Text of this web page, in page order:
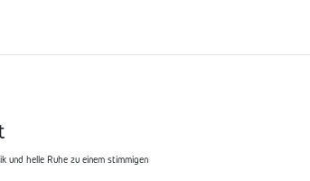
und helle Ruhe zu einem stimmigen